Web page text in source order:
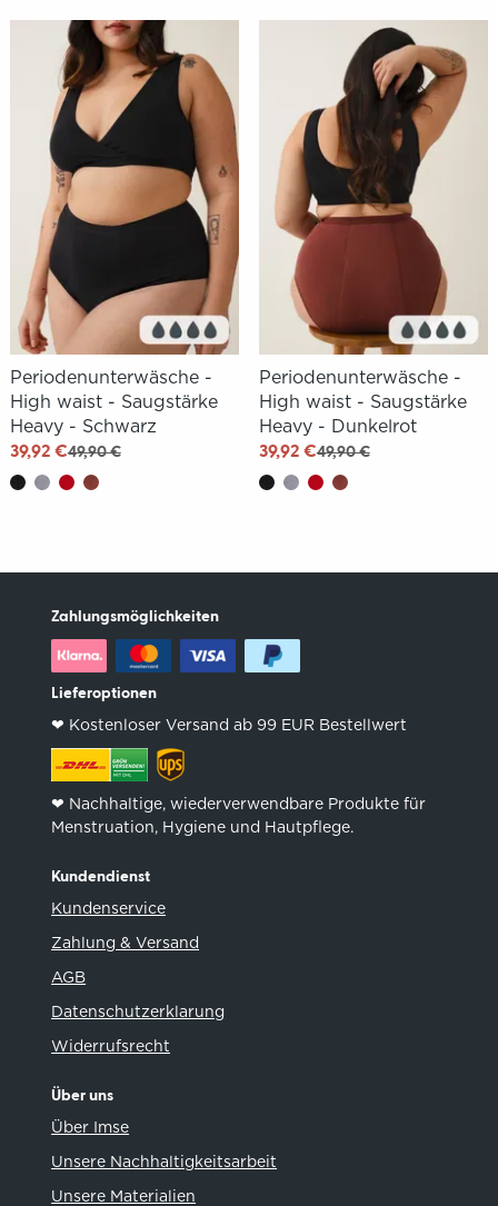
Periodenunterwäsche -
High waist - Saugstärke
Heavy - Schwarz
39,92 €49,90 €
Periodenunterwäsche -
High waist - Saugstärke
Heavy - Dunkelrot
39,92 €49,90 €
Zahlungsmöglichkeiten
Lieferoptionen
❤︎ Kostenloser Versand ab 99 EUR Bestellwert
❤︎ Nachhaltige, wiederverwendbare Produkte für
Menstruation, Hygiene und Hautpflege.
Kundendienst
Kundenservice
Zahlung & Versand
AGB
Datenschutzerklarung
Widerrufsrecht
Über uns
Über Imse
Unsere Nachhaltigkeitsarbeit
Unsere Materialien